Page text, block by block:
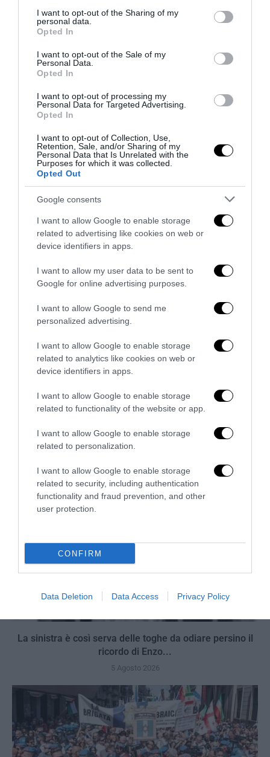
not limited to your visit or usage behaviour. You may click to
grant or deny consent to Google and its third-party tags to
use your data for below specified purposes in below Google
consent section.
I want to opt-out of the Sharing of my
personal data.
Opted In
I want to opt-out of the Sale of my
Personal Data.
Opted In
I want to opt-out of processing my
Personal Data for Targeted Advertising.
Opted In
I want to opt-out of Collection, Use,
Retention, Sale, and/or Sharing of my
Personal Data that Is Unrelated with the
Purposes for which it was collected.
Opted Out
Google consents
I want to allow Google to enable storage
related to advertising like cookies on web or
device identifiers in apps.
I want to allow my user data to be sent to
Google for online advertising purposes.
I want to allow Google to send me
personalized advertising.
I want to allow Google to enable storage
related to analytics like cookies on web or
device identifiers in apps.
I want to allow Google to enable storage
related to functionality of the website or app.
I want to allow Google to enable storage
related to personalization.
I want to allow Google to enable storage
related to security, including authentication
functionality and fraud prevention, and other
user protection.
CONFIRM
Data Deletion Data Access Privacy Policy
veto del disordine
La Camera boccia il patentino antifascista per parlare a
5 Agosto 2026
La sinistra è così serva delle toghe da odiare persino il
ricordo di Enzo...
5 Agosto 2026